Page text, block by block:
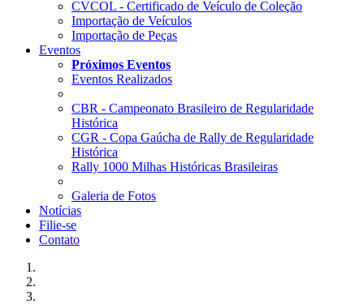
CVCOL - Certificado de Veículo de Coleção
Importação de Veículos
Importação de Peças
Eventos
Próximos Eventos
Eventos Realizados
CBR - Campeonato Brasileiro de Regularidade
Histórica
CGR - Copa Gaúcha de Rally de Regularidade
Histórica
Rally 1000 Milhas Históricas Brasileiras
Galeria de Fotos
Notícias
Filie-se
Contato